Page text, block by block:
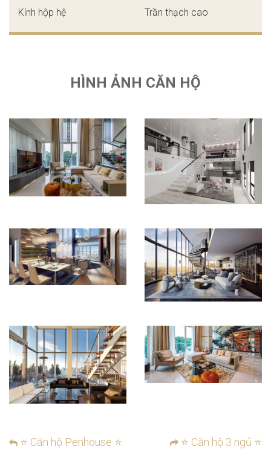
Kính hộp hệ
Trần thạch cao
HÌNH ẢNH CĂN HỘ
⭐ Căn hộ Penhouse ⭐ ⭐ Căn hộ 3 ngủ ⭐